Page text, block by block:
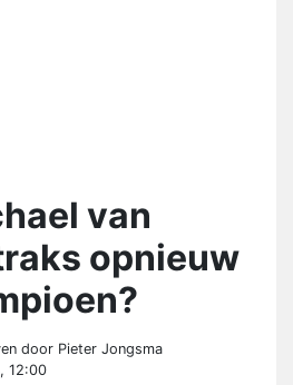
van
opnieuw
door Pieter Jongsma
12:00